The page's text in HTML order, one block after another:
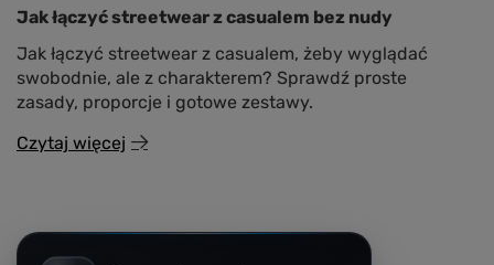
Jak łączyć streetwear z casualem bez nudy
Jak łączyć streetwear z casualem, żeby wyglądać
swobodnie, ale z charakterem? Sprawdź proste
zasady, proporcje i gotowe zestawy.
Czytaj więcej